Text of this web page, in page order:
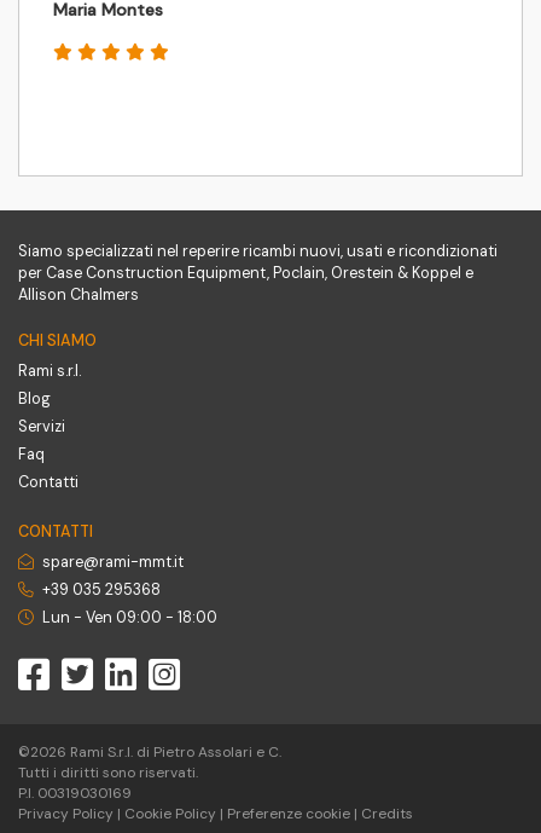
Maria Montes
Siamo specializzati nel reperire ricambi nuovi, usati e ricondizionati
per Case Construction Equipment, Poclain, Orestein & Koppel e
Allison Chalmers
CHI SIAMO
Rami s.r.l.
Blog
Servizi
Faq
Contatti
CONTATTI
spare@rami-mmt.it
+39 035 295368
Lun - Ven 09:00 - 18:00
©2026 Rami S.r.l. di Pietro Assolari e C.
Tutti i diritti sono riservati.
P.I. 00319030169
Privacy Policy | Cookie Policy | Preferenze cookie | Credits